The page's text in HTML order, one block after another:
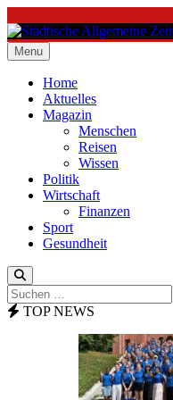
to
content
Städtische Allgemeine Zeitung
Menu
Home
Aktuelles
Magazin
Menschen
Reisen
Wissen
Politik
Wirtschaft
Finanzen
Sport
Gesundheit
Suchen
nach:TOP NEWS